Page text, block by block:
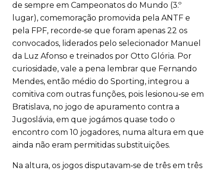
de sempre em Campeonatos do Mundo (3.º
lugar), comemoração promovida pela ANTF e
pela FPF, recorde‑se que foram apenas 22 os
convocados, liderados pelo selecionador Manuel
da Luz Afonso e treinados por Otto Glória. Por
curiosidade, vale a pena lembrar que Fernando
Mendes, então médio do Sporting, integrou a
comitiva com outras funções, pois lesionou‑se em
Bratislava, no jogo de apuramento contra a
Jugoslávia, em que jogámos quase todo o
encontro com 10 jogadores, numa altura em que
ainda não eram permitidas substituições.
Na altura, os jogos disputavam‑se de três em três